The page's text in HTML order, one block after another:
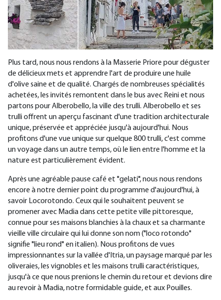
Plus tard, nous nous rendons à la Masserie Priore pour déguster
de délicieux mets et apprendre l'art de produire une huile
d'olive saine et de qualité. Chargés de nombreuses spécialités
achetées, les invités remontent dans le bus avec Reini et nous
partons pour Alberobello, la ville des trulli. Alberobello et ses
trulli offrent un aperçu fascinant d'une tradition architecturale
unique, préservée et appréciée jusqu'à aujourd'hui. Nous
profitons d'une vue unique sur quelque 800 trulli, c'est comme
un voyage dans un autre temps, où le lien entre l'homme et la
nature est particulièrement évident.
Après une agréable pause café et "gelati", nous nous rendons
encore à notre dernier point du programme d'aujourd'hui, à
savoir Locorotondo. Ceux qui le souhaitent peuvent se
promener avec Madia dans cette petite ville pittoresque,
connue pour ses maisons blanchies à la chaux et sa charmante
vieille ville circulaire qui lui donne son nom ("loco rotondo"
signifie "lieu rond" en italien). Nous profitons de vues
impressionnantes sur la vallée d'Itria, un paysage marqué par les
oliveraies, les vignobles et les maisons trulli caractéristiques,
jusqu'à ce que nous prenions le chemin du retour et devions dire
au revoir à Madia, notre formidable guide, et aux Pouilles.